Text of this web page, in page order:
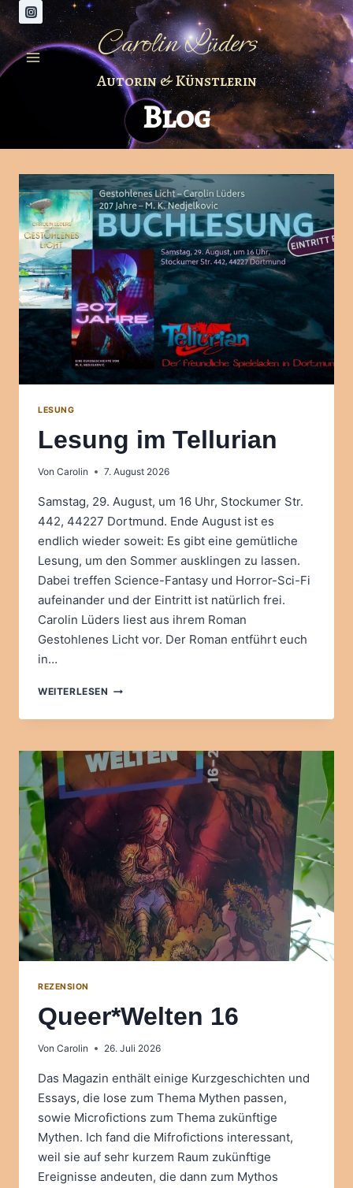
Zum
Inhalt
springen
Carolin Lüders
Autorin & Künstlerin
Blog
LESUNG
Lesung im Tellurian
Von Carolin 7. August 2026
Samstag, 29. August, um 16 Uhr, Stockumer Str.
442, 44227 Dortmund. Ende August ist es
endlich wieder soweit: Es gibt eine gemütliche
Lesung, um den Sommer ausklingen zu lassen.
Dabei treffen Science-Fantasy und Horror-Sci-Fi
aufeinander und der Eintritt ist natürlich frei.
Carolin Lüders liest aus ihrem Roman
Gestohlenes Licht vor. Der Roman entführt euch
in…
WEITERLESEN LESUNG
TELLURIAN
REZENSION
Queer*Welten 16
Von Carolin 26. Juli 2026
Das Magazin enthält einige Kurzgeschichten und
Essays, die lose zum Thema Mythen passen,
sowie Microfictions zum Thema zukünftige
Mythen. Ich fand die Mifrofictions interessant,
weil sie auf sehr kurzem Raum zukünftige
Ereignisse andeuten, die dann zum Mythos